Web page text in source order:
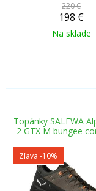
220 €
198 €
Na sklade
Topánky SALEWA
2 GTX M bungee
Zľava -10%